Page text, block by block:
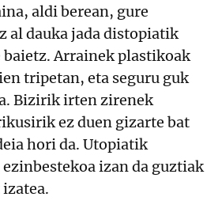
aldi berean, gure
al dauka jada distopiatik
baietz. Arrainek plastikoak
tripetan, eta seguru guk
Bizirik irten zirenek
ez duen gizarte bat
hori da. Utopiatik
izan da guztiak